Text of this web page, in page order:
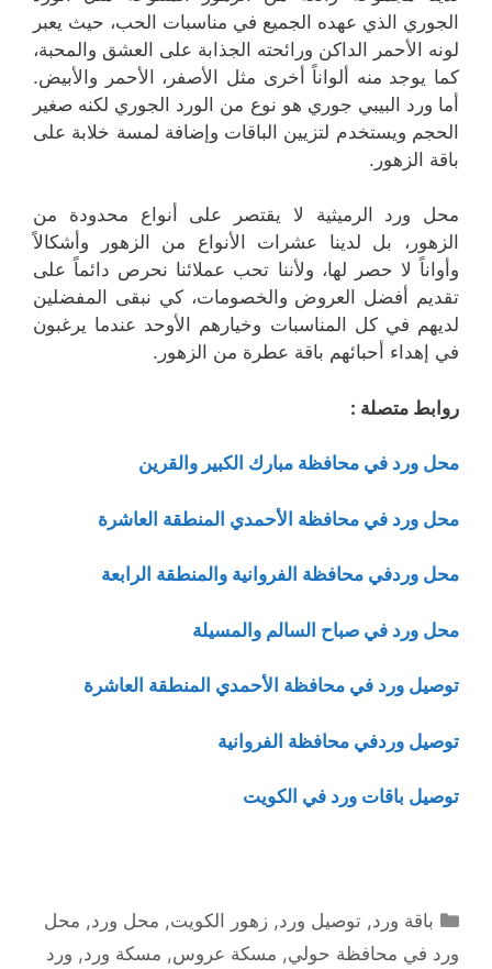
الجوري الذي عهده الجميع في مناسبات الحب، حيث يعبر
لونه الأحمر الداكن ورائحته الجذابة على العشق والمحبة،
كما يوجد منه ألواناً أخرى مثل الأصفر، الأحمر والأبيض.
أما ورد البيبي جوري هو نوع من الورد الجوري لكنه صغير
الحجم ويستخدم لتزيين الباقات وإضافة لمسة خلابة على
باقة الزهور.
محل ورد الرميثية لا يقتصر على أنواع محدودة من
الزهور، بل لدينا عشرات الأنواع من الزهور وأشكالاً
وأواناً لا حصر لها، ولأننا تحب عملائنا نحرص دائماً على
تقديم أفضل العروض والخصومات، كي نبقى المفضلين
لديهم في كل المناسبات وخيارهم الأوحد عندما يرغبون
في إهداء أحبائهم باقة عطرة من الزهور.
روابط متصلة :
محل ورد في محافظة مبارك الكبير والقرين
محل ورد في محافظة الأحمدي المنطقة العاشرة
محل وردفي محافظة الفروانية والمنطقة الرابعة
محل ورد في صباح السالم والمسيلة
توصيل ورد في محافظة الأحمدي المنطقة العاشرة
توصيل وردفي محافظة الفروانية
توصيل باقات ورد في الكويت
التصنيفات
باقة ورد,توصيل ورد,زهور الكويت, محل ورد, محل
ورد في محافظة حولي, مسكة عروس, مسكة ورد, ورد